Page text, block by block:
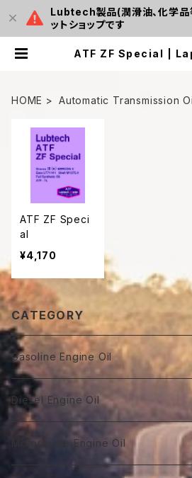
Lubtech製品(潤滑油、化学品
ットショップです
ATF ZF Special |
HOME Automatic Transmission
ATF ZF Speci
al
¥4,170
CATEGORY
Gasoline Engine Oil
GT Racing
GTR 0W-10
GT Autobahn
Diesel Engine Oil
Diesel Power DL-1
Motorcycle Engine Oil